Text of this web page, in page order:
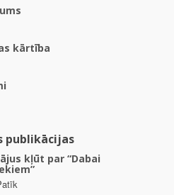
kārtība
publikācijas
kļūt par “Dabai